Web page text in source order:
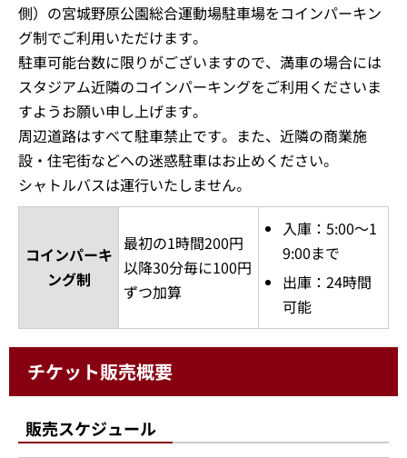
側）の宮城野原公園総合運動場駐車場をコインパーキン
グ制でご利用いただけます。
駐車可能台数に限りがございますので、満車の場合には
スタジアム近隣のコインパーキングをご利用くださいま
すようお願い申し上げます。
周辺道路はすべて駐車禁止です。また、近隣の商業施
設・住宅街などへの迷惑駐車はお止めください。
シャトルバスは運行いたしません。
コインパーキ
ング制
最初の1時間200円
以降30分毎に100円
ずつ加算
入庫：5:00～1
9:00まで
出庫：24時間
可能
チケット販売概要
販売スケジュール